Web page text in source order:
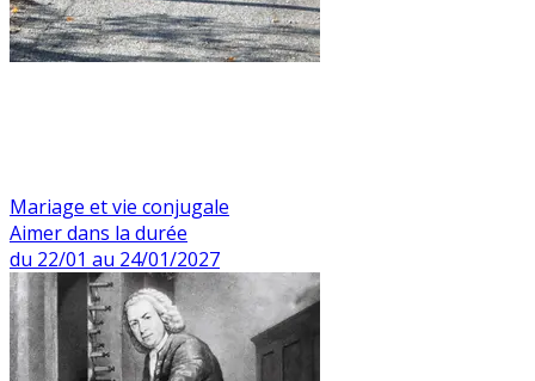
Mariage et vie conjugale
Aimer dans la durée
du 22/01 au 24/01/2027